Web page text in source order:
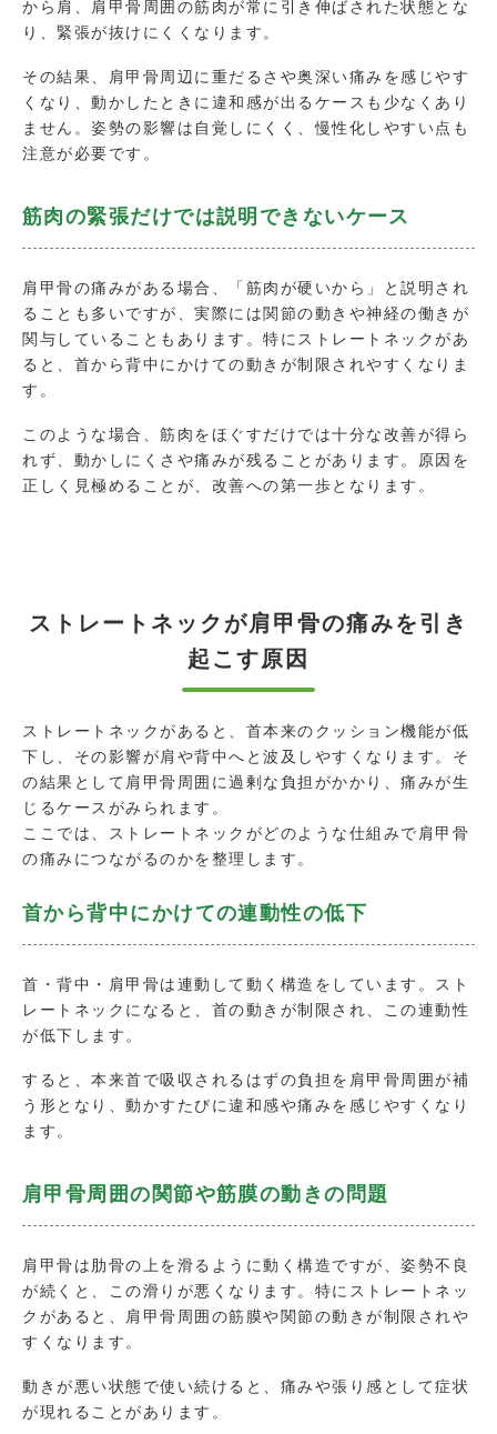
から肩、肩甲骨周囲の筋肉が常に引き伸ばされた状態とな
り、緊張が抜けにくくなります。
その結果、肩甲骨周辺に重だるさや奥深い痛みを感じやす
くなり、動かしたときに違和感が出るケースも少なくあり
ません。姿勢の影響は自覚しにくく、慢性化しやすい点も
注意が必要です。
筋肉の緊張だけでは説明できないケース
肩甲骨の痛みがある場合、「筋肉が硬いから」と説明され
ることも多いですが、実際には関節の動きや神経の働きが
関与していることもあります。特にストレートネックがあ
ると、首から背中にかけての動きが制限されやすくなりま
す。
このような場合、筋肉をほぐすだけでは十分な改善が得ら
れず、動かしにくさや痛みが残ることがあります。原因を
正しく見極めることが、改善への第一歩となります。
ストレートネックが肩甲骨の痛みを引き
起こす原因
ストレートネックがあると、首本来のクッション機能が低
下し、その影響が肩や背中へと波及しやすくなります。そ
の結果として肩甲骨周囲に過剰な負担がかかり、痛みが生
じるケースがみられます。
ここでは、ストレートネックがどのような仕組みで肩甲骨
の痛みにつながるのかを整理します。
首から背中にかけての連動性の低下
首・背中・肩甲骨は連動して動く構造をしています。スト
レートネックになると、首の動きが制限され、この連動性
が低下します。
すると、本来首で吸収されるはずの負担を肩甲骨周囲が補
う形となり、動かすたびに違和感や痛みを感じやすくなり
ます。
肩甲骨周囲の関節や筋膜の動きの問題
肩甲骨は肋骨の上を滑るように動く構造ですが、姿勢不良
が続くと、この滑りが悪くなります。特にストレートネッ
クがあると、肩甲骨周囲の筋膜や関節の動きが制限されや
すくなります。
動きが悪い状態で使い続けると、痛みや張り感として症状
が現れることがあります。